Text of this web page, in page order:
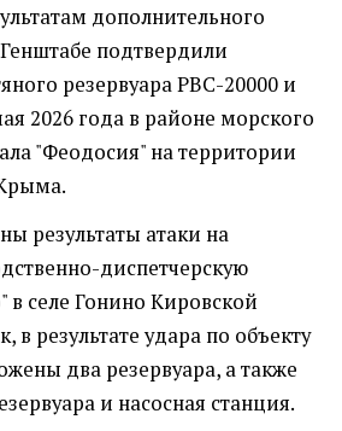
дополнительного
подтвердили
резервуара РВС-20000 и
2026 года в районе морского
"Феодосия" на территории
результаты атаки на
диспетчерскую
в селе Гонино Кировской
в результате удара по объекту
два резервуара, а также
и насосная станция.